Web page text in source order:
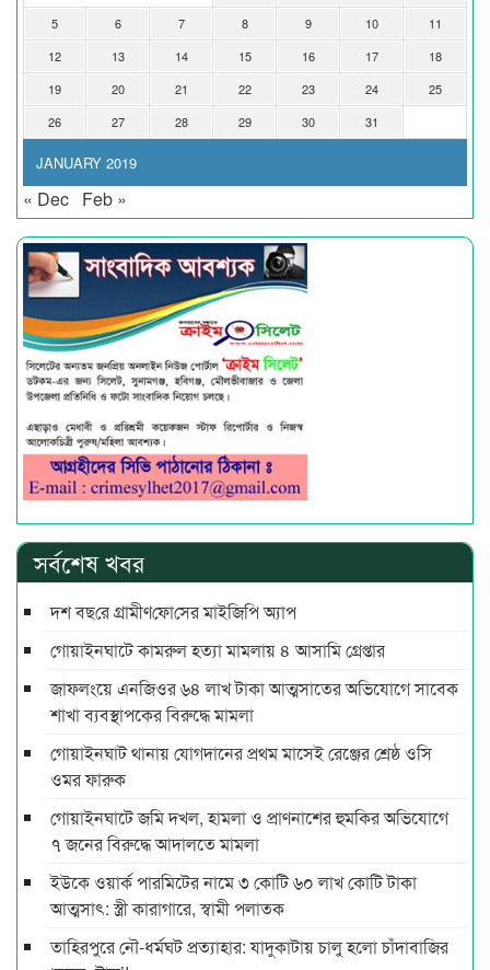
JANUARY 2019
5
6 7 8 9 10
11
12
13 14 15 16 17
18
19
20 21 22 23 24
25
26
27 28 29 30 31
« Dec Feb »
সর্বশেষ খবর
দশ বছ‌রে গ্রামীণ‌ফো‌সের মাইজিপি অ্যাপ
গোয়াইনঘাটে কামরুল হত্যা মামলায় ৪ আসামি গ্রেপ্তার
জাফলংয়ে এনজিওর ৬৪ লাখ টাকা আত্মসাতের অভিযোগে সাবেক
শাখা ব্যবস্থাপকের বিরুদ্ধে মামলা
গোয়াইনঘাট থানায় যোগদানের প্রথম মাসেই রেঞ্জের শ্রেষ্ঠ ওসি
ওমর ফারুক
গোয়াইনঘাটে জমি দখল, হামলা ও প্রাণনাশের হুমকির অভিযোগে
৭ জনের বিরুদ্ধে আদালতে মামলা
ইউকে ওয়ার্ক পারমিটের নামে ৩ কোটি ৬০ লাখ কোটি টাকা
আত্মসাৎ: স্ত্রী কারাগারে, স্বামী পলাতক
তাহিরপুরে নৌ-ধর্মঘট প্রত্যাহার: যাদুকাটায় চালু হলো চাঁদাবাজির